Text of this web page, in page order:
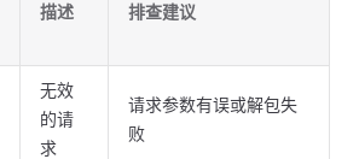
描述 排查建议
无效
的请
求
请求参数有误或解包失
败